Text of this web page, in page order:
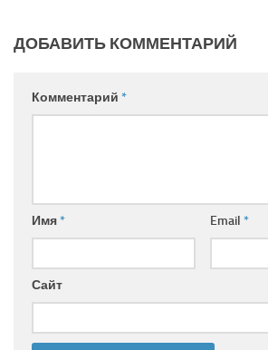
ДОБАВИТЬ КОММЕНТАРИЙ
Комментарий *
Имя* Email *
Сайт